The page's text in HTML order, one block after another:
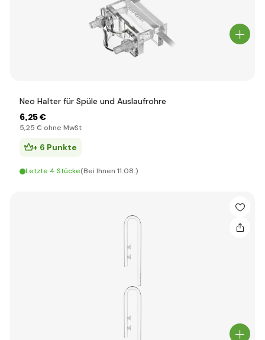
Neo Halter für Spüle und Auslaufrohre
6,25 €
5,25 € ohne MwSt
+ 6 Punkte
Letzte 4 Stücke(Bei Ihnen 11.08.)